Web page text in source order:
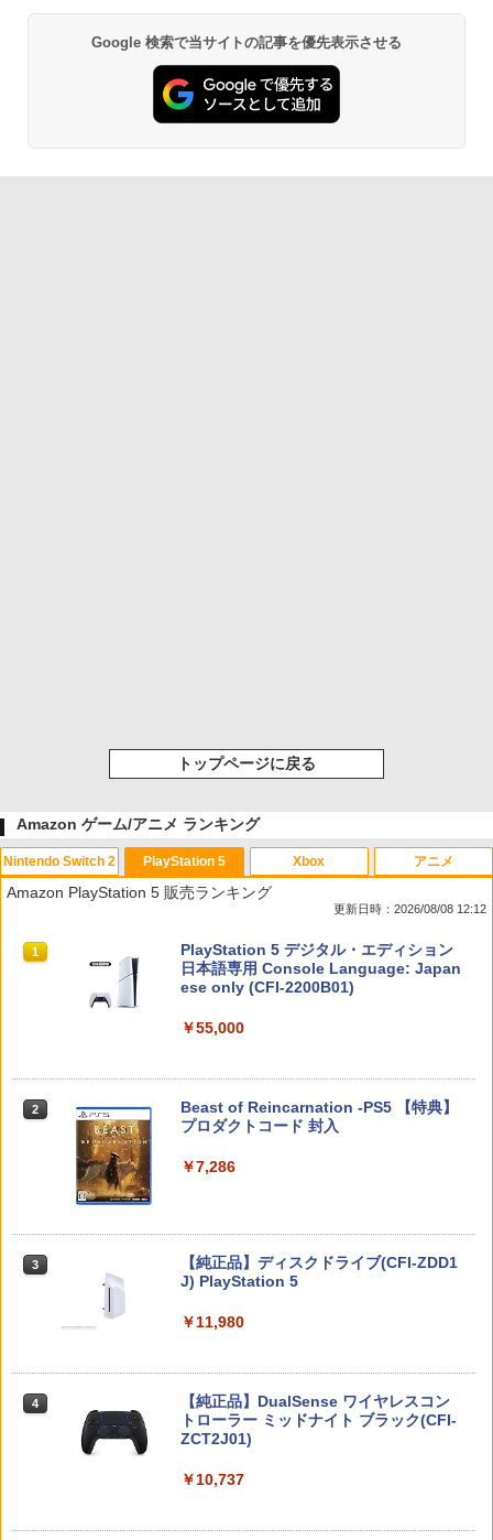
Google 検索で当サイトの記事を優先表示させる
トップページに戻る
Amazon ゲーム/アニメ ランキング
Nintendo Switch 2
1
スプラトゥーン レイダース|オンライン
コード版
2 スプラトゥーン レイダース -Switch2
3 Nintendo Switch 2(日本語・国内専用)
4
ニンテンドープリペイド番号 9000円|オ
ンラインコード版
PlayStation 5
Amazon PlayStation 5 販売ランキング
更新日時：2026/08/08 12:12
1
PlayStation 5 デジタル・エディション
日本語専用 Console Language: Japan
ese only (CFI-2200B01)
￥55,000
2
Beast of Reincarnation -PS5 【特典】
プロダクトコード 封入
￥7,286
3
【純正品】ディスクドライブ(CFI-ZDD1
J) PlayStation 5
￥11,980
4
【純正品】DualSense ワイヤレスコン
トローラー ミッドナイト ブラック(CFI-
ZCT2J01)
￥10,737
Xbox アニメ